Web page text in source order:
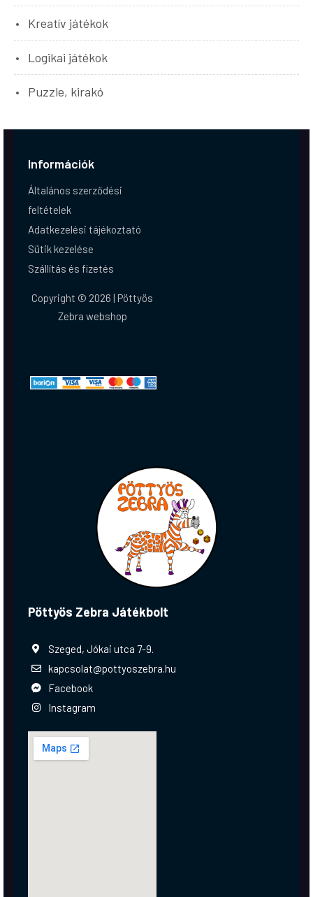
Kreatív játékok
Logikai játékok
Puzzle, kirakó
Információk
Általános szerződési
feltételek
Adatkezelési tájékoztató
Sütik kezelése
Szállítás és fizetés
Copyright © 2026 | Pöttyös
Zebra webshop
Pöttyös Zebra Játékbolt
Szeged, Jókai utca 7-9.
kapcsolat@pottyoszebra.hu
Facebook
Instagram